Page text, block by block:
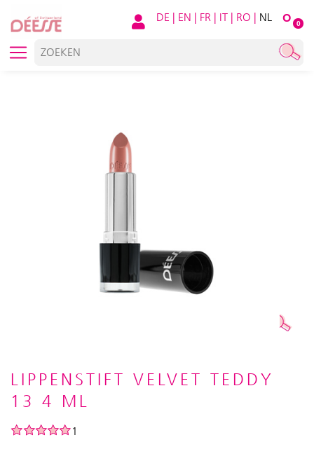
O 0
DE | EN | FR | IT | RO | NL
LIPPENSTIFT VELVET TEDDY
13 4 ML
1